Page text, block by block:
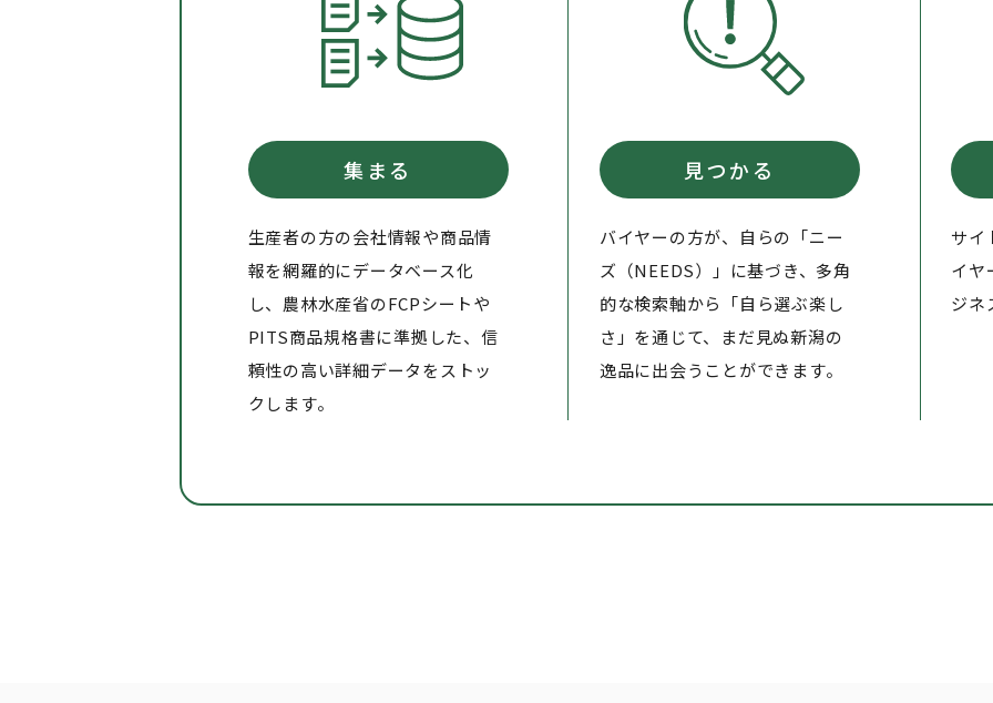
集まる
生産者の方の会社情報や商品情
報を網羅的にデータベース化
し、農林水産省のFCPシートや
PITS商品規格書に準拠した、信
頼性の高い詳細データをストッ
クします。
見つかる
バイヤーの方が、自らの「ニー
ズ（NEEDS）」に基づき、多角
的な検索軸から「自ら選ぶ楽し
さ」を通じて、まだ見ぬ新潟の
逸品に出会うことができます。
サイ
イヤ
ジネ